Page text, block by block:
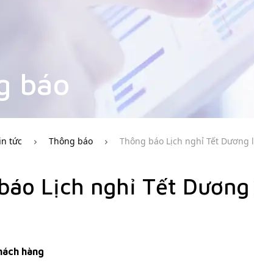
báo
tức Thông báo Thông báo Lịch nghỉ Tết Dương
Lịch nghỉ Tết
hàng